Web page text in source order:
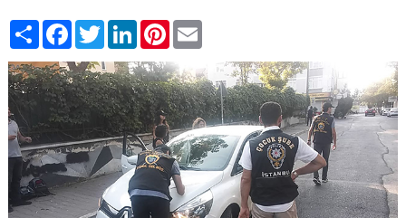
PaylaşFacebook
TwitterLinkedIn
Pinterest
Email